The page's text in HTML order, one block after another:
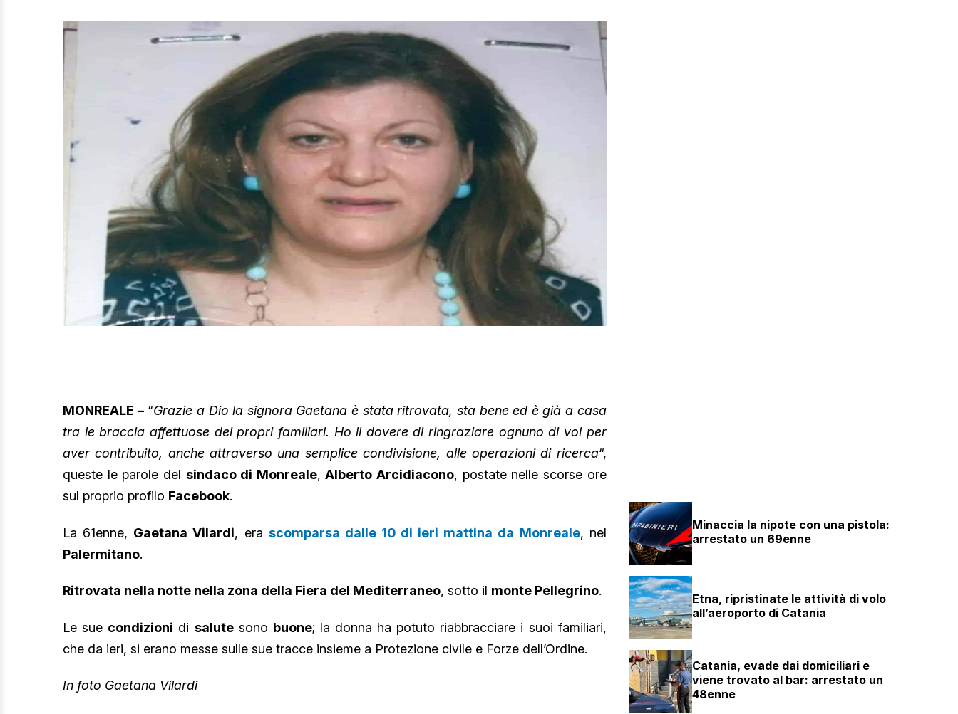
MONREALE –“Grazie a Dio la signora Gaetana è stata ritrovata, sta bene ed è già a casa
tra le braccia affettuose dei propri familiari. Ho il dovere di ringraziare ognuno di voi per
aver contribuito, anche attraverso una semplice condivisione, alle operazioni di ricerca“,
queste le parole del sindaco di Monreale,Alberto Arcidiacono, postate nelle scorse ore
sul proprio profilo Facebook.
La 61enne, Gaetana Vilardi, era scomparsa dalle 10 di ieri mattina da Monreale, nel
Palermitano.
Ritrovata nella notte nella zona della Fiera del Mediterraneo, sotto il monte Pellegrino.
Le sue condizioni di salutesono buone; la donna ha potuto riabbracciare i suoi familiari,
che da ieri, si erano messe sulle sue tracce insieme a Protezione civile e Forze dell’Ordine.
In foto Gaetana Vilardi
Minaccia la nipote con una pistola:
arrestato un 69enne
Etna, ripristinate le attività di volo
all’aeroporto di Catania
Catania, evade dai domiciliari e
viene trovato al bar: arrestato un
48enne